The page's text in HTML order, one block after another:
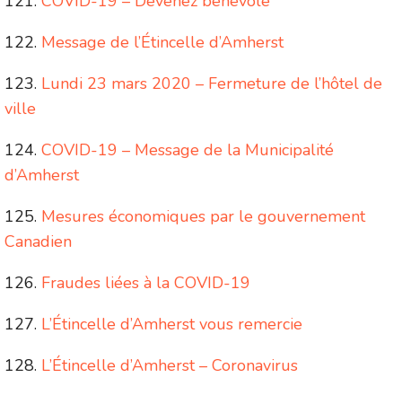
Message de l’Étincelle d’Amherst
Lundi 23 mars 2020 – Fermeture de l’hôtel de
ville
COVID-19 – Message de la Municipalité
d’Amherst
Mesures économiques par le gouvernement
Canadien
Fraudes liées à la COVID-19
L’Étincelle d’Amherst vous remercie
L’Étincelle d’Amherst – Coronavirus